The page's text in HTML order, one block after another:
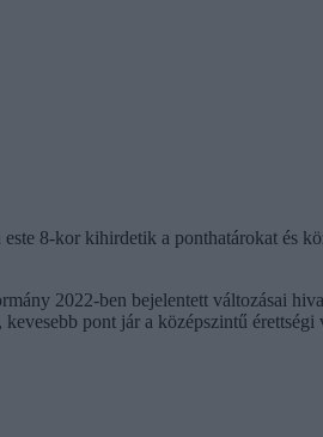
8-kor kihirdetik a ponthatárokat és
2022-ben bejelentett változásai
pont jár a középszintű